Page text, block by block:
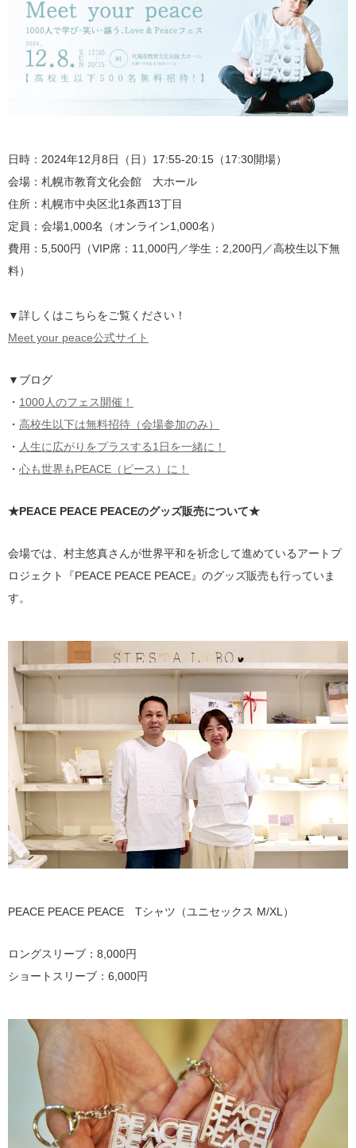
日時：2024年12月8日（日）17:55-20:15（17:30開場）
会場：札幌市教育文化会館 大ホール
住所：札幌市中央区北1条西13丁目
定員：会場1,000名（オンライン1,000名）
費用：5,500円（VIP席：11,000円／学生：2,200円／高校生以下無
料）
▼詳しくはこちらをご覧ください！
Meet your peace公式サイト
▼ブログ
・ 1000人のフェス開催！
・ 高校生以下は無料招待（会場参加のみ）
・ 人生に広がりをプラスする1日を一緒に！
・ 心も世界もPEACE（ピース）に！
★PEACE PEACE PEACEのグッズ販売について★
会場では、村主悠真さんが世界平和を祈念して進めているアートプ
ロジェクト『PEACE PEACE PEACE』のグッズ販売も行っていま
す。
PEACE PEACE PEACE Tシャツ（ユニセックス M/XL）
ロングスリーブ：8,000円
ショートスリーブ：6,000円